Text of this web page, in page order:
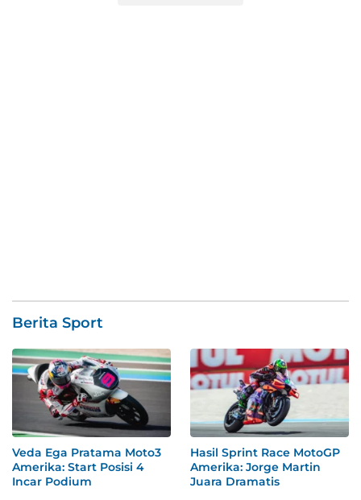
Berita Sport
Veda Ega Pratama Moto3
Amerika: Start Posisi 4
Incar Podium
Hasil Sprint Race MotoGP
Amerika: Jorge Martin
Juara Dramatis